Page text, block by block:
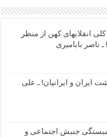
انقلابهای کهن از منظر
ناصر بابامیری
و ایرانیان! ـ علی
جنبش اجتماعی و